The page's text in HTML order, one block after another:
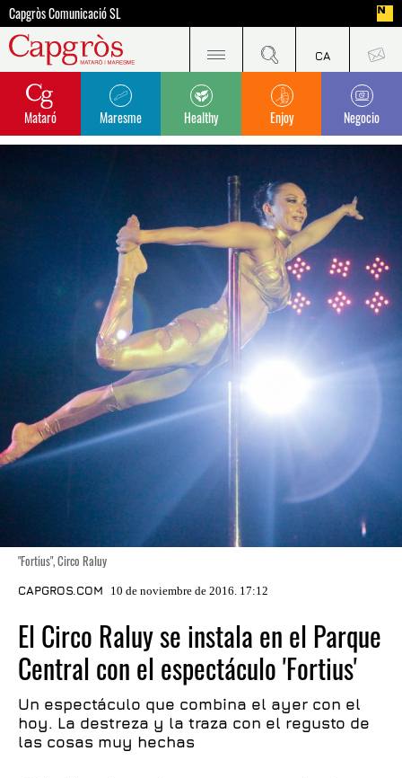
Capgròs Comunicació SL
Mataró Maresme Healthy Enjoy Negocio
"Fortius", Circo Raluy
CAPGROS.COM 10 de noviembre de 2016. 17:12
El Circo Raluy se instala en el Parque
Central con el espectáculo 'Fortius'
Un espectáculo que combina el ayer con el
hoy. La destreza y la traza con el regusto de
las cosas muy hechas